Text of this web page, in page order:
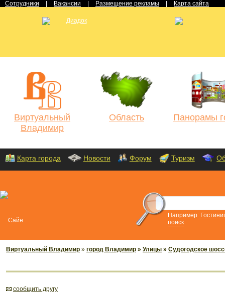
Сотрудники Вакансии Размещение рекламы Карта сайта
Виртуальный
Владимир
Область Панорамы
Карта города Новости Форум Туризм
Например:
поиск
Виртуальный Владимир » город Владимир » Улицы » Судогодское
cообщить другу